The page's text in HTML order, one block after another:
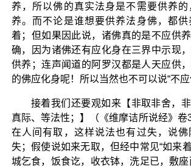
养，所以佛的真实法身是不需要供养
养。而不论是谁想要供养法身佛，都
着；但如果因此说，诸佛真的是不应供
确，因为诸佛还有应化身在三界中示现
供养；连声闻道的阿罗汉都是人天应供
的佛应化身呢！所以当然也不可以说“不应
接着我们还要观如来【非取非舍，
真际、等法性；】（《维摩诘所说经》卷
在人间有取，这样说法也有过失，说
失；假使说如来无取，但经中常见“如来
城乞食，饭食讫，收衣钵，洗足已，敷座